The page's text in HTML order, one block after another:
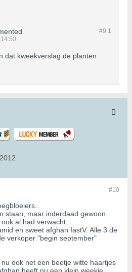
#9.1
dat kweekverslag de planten
#10
staan, maar inderdaad gewoon
al had verwacht.
en sweet afghan fastV. Alle 3 de
verkoper "begin september"
ook net een beetje witte haartjes